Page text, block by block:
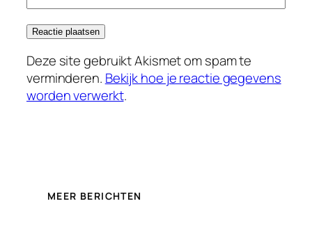
Deze site gebruikt Akismet om spam te
verminderen. Bekijk hoe je reactie gegevens
worden verwerkt.
MEER BERICHTEN